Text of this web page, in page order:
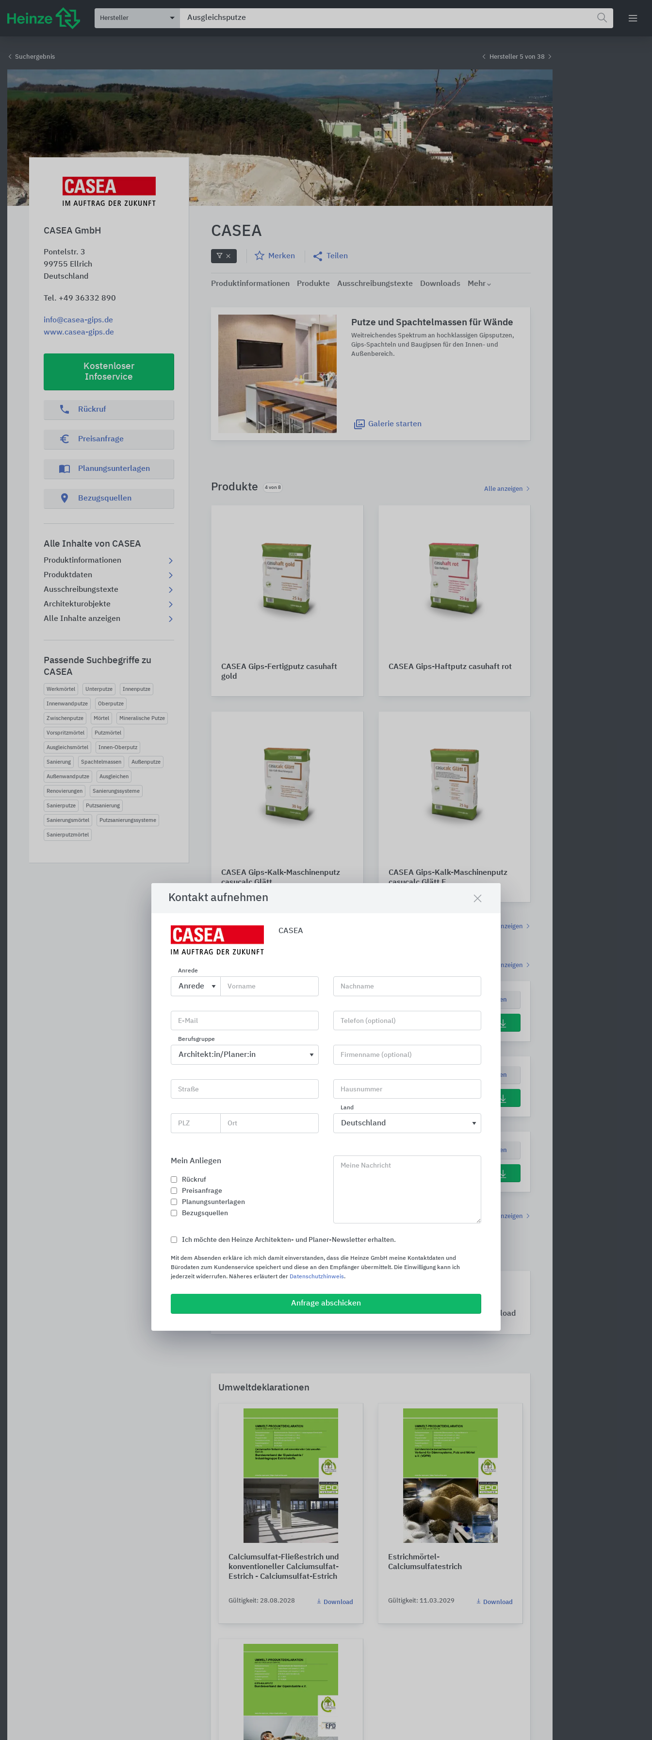
Hersteller
Suchergebnis Hersteller 5 von 38
CASEA GmbH
Pontelstr. 3
99755 Ellrich
Deutschland
Tel. +49 36332 890
info@casea-gips.de
www.casea-gips.de
Kostenloser
Infoservice
phone Rückruf
euro_symbol Preisanfrage
import_contacts Planungsunterlagen
location_on Bezugsquellen
Alle Inhalte von CASEA
Produktinformationen
Produktdaten
Ausschreibungstexte
Architekturobjekte
Alle Inhalte anzeigen
Passende Suchbegriffe zu
CASEA
Werkmörtel Unterputze Innenputze
Innenwandputze Oberputze
Zwischenputze Mörtel Mineralische Putze
Vorspritzmörtel Putzmörtel
Ausgleichsmörtel Innen-Oberputz
Sanierung Spachtelmassen Außenputze
Außenwandputze Ausgleichen
Renovierungen Sanierungssysteme
Sanierputze Putzsanierung
Sanierungsmörtel Putzsanierungssysteme
Sanierputzmörtel
CASEA
Merken Teilen
Produktinformationen Produkte Ausschreibungstexte Downloads Mehr
Putze und Spachtelmassen für Wände
Weitreichendes Spektrum an hochklassigen Gipsputzen,
Gips-Spachteln und Baugipsen für den Innen- und
Außenbereich.
Galerie starten
Produkte 4 von 8 Alle anzeigen
CASEA Gips-Fertigputz casuhaft
gold
CASEA Gips-Haftputz casuhaft rot
CASEA Gips-Kalk-Maschinenputz
casucalc Glätt
CASEA Gips-Kalk-Maschinenputz
casucalc Glätt E
Alle anzeigen
Alle anzeigen
casuplast 1000, Gips-Maschinenputz, B1 nach DIN EN
Position ansehen
Position ansehen
Download
13279
Position ansehen
Alle anzeigen
Downloads
Putze und Spachtelmassen für Wände Download
Umweltdeklarationen
Calciumsulfat-Fließestrich und
konventioneller Calciumsulfat-
Estrich - Calciumsulfat-Estrich
Gültigkeit: 28.08.2028 Download
Estrichmörtel-
Calciumsulfatestrich
Gültigkeit: 11.03.2029 Download
Kontakt aufnehmen
CASEA
Anrede
Vorname Nachname
E-Mail Telefon (optional)
Berufsgruppe
Firmenname (optional)
Straße Hausnummer
PLZ Ort
Land
Mein Anliegen
Rückruf
Preisanfrage
Planungsunterlagen
Bezugsquellen
Meine Nachricht
Ich möchte den Heinze Architekten- und Planer-Newsletter erhalten.
Mit dem Absenden erkläre ich mich damit einverstanden, dass die Heinze GmbH meine Kontaktdaten und
Bürodaten zum Kundenservice speichert und diese an den Empfänger übermittelt. Die Einwilligung kann ich
jederzeit widerrufen. Näheres erläutert der Datenschutzhinweis.
Anfrage abschicken